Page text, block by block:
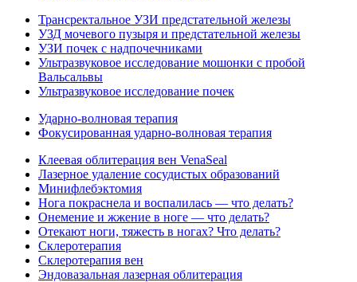
Трансректальное УЗИ предстательной железы
УЗД мочевого пузыря и предстательной железы
УЗИ почек с надпочечниками
Ультразвуковое исследование мошонки с пробой
Вальсальвы
Ультразвуковое исследование почек
Ударно-волновая терапия
Фокусированная ударно-волновая терапия
Клеевая облитерация вен VenaSeal
Лазерное удаление сосудистых образований
Минифлебэктомия
Нога покраснела и воспалилась — что делать?
Онемение и жжение в ноге — что делать?
Отекают ноги, тяжесть в ногах? Что делать?
Склеротерапия
Склеротерапия вен
Эндовазальная лазерная облитерация